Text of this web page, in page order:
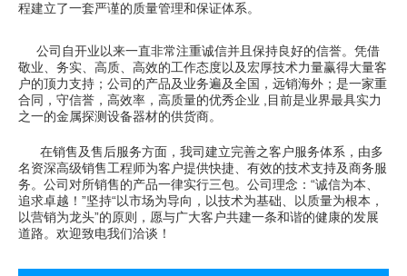
程建立了一套严谨的质量管理和保证体系。
公司自开业以来一直非常注重诚信并且保持良好的信誉。凭借
敬业、务实、高质、高效的工作态度以及宏厚技术力量赢得大量客
户的顶力支持；公司的产品及业务遍及全国，远销海外；是一家重
合同，守信誉，高效率，高质量的优秀企业 ,目前是业界最具实力
之一的金属探测设备器材的供货商。
在销售及售后服务方面，我司建立完善之客户服务体系，由多
名资深高级销售工程师为客户提供快捷、有效的技术支持及商务服
务。公司对所销售的产品一律实行三包。公司理念：“诚信为本、
追求卓越！”坚持“以市场为导向，以技术为基础、以质量为根本，
以营销为龙头”的原则，愿与广大客户共建一条和谐的健康的发展
道路。欢迎致电我们洽谈！